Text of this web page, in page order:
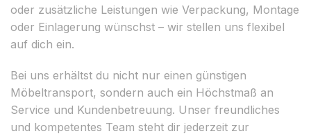
oder zusätzliche Leistungen wie Verpackung, Montage
oder Einlagerung wünschst – wir stellen uns flexibel
auf dich ein.
Bei uns erhältst du nicht nur einen günstigen
Möbeltransport, sondern auch ein Höchstmaß an
Service und Kundenbetreuung. Unser freundliches
und kompetentes Team steht dir jederzeit zur